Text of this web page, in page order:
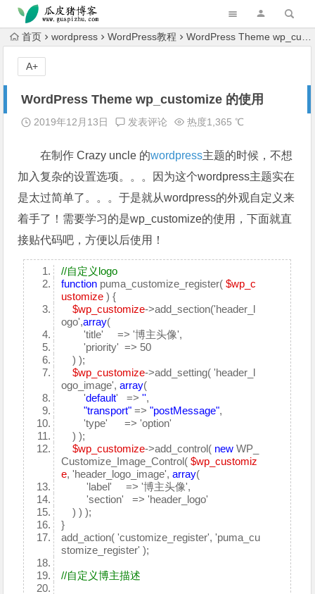
跳转到主内容
首页 wordpress WordPress教程 WordPress Theme wp_customize 的使用
WordPress Theme wp_customize 的使用
2019年12月13日 发表评论 热度1,365 ℃
在制作 Crazy uncle 的wordpress主题的时候，不想
加入复杂的设置选项。。。因为这个wordpress主题实在
是太过简单了。。。于是就从wordpress的外观自定义来
着手了！需要学习的是wp_customize的使用，下面就直
接贴代码吧，方便以后使用！
//自定义logo
function puma_customize_register($wp_c
ustomize ) {
$wp_customize->add_section('header_l
ogo',array(
'title' => '博主头像',
'priority' => 50
) );
$wp_customize->add_setting( 'header_l
ogo_image',array(
'default' =>'',
"transport" =>"postMessage",
'type' => 'option'
) );
$wp_customize->add_control( new WP_
Customize_Image_Control($wp_customiz
e, 'header_logo_image',array(
'label' => '博主头像',
'section' => 'header_logo'
) ) );
}
add_action( 'customize_register', 'puma_cu
stomize_register' );
//自定义博主描述
A+